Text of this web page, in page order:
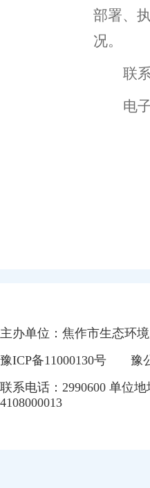
部署、
况。
联
电
主办单位：焦作市生态环
豫ICP备11000130号
豫
联系电话：2990600 单位
4108000013